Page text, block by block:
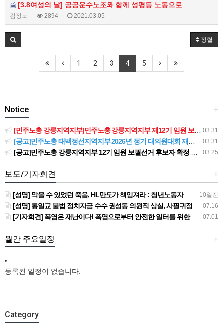
[3.8여성의 날] 공공운수노조와 함께 성평등 노동으로
김정도 2894 2021.03.05
정렬
1 2 3 4 5
+
Notice
03.31
[민주노총 강릉지역지부]민주노총 강릉지역지부 제12기 임원 보궐선거결과 공고
03.31
[공고]민주노총 태백정선지역지부 2026년 정기 대의원대회 재소집 건
03.25
[공고]민주노총 강릉지역지부 12기 임원 보궐선거 후보자 확정 공고
+
보도/기자회견
10일전
[성명] 막을 수 있었던 죽음, HL만도가 책임져라 : 청년노동자 사망사고의 철저한 진상규명과 재발방지 대책 마련하라
07.16
[성명] 통일교 불법 정치자금 수수 권성동 의원직 상실, 사필귀정이다
07.01
[기자회견] 폭염은 재난이다! 폭염으로부터 안전한 일터를 위한 민주노총 강원지역본부 폭염감시단 선포 기자회견
+
월간 주요일정
등록된 일정이 없습니다.
Category